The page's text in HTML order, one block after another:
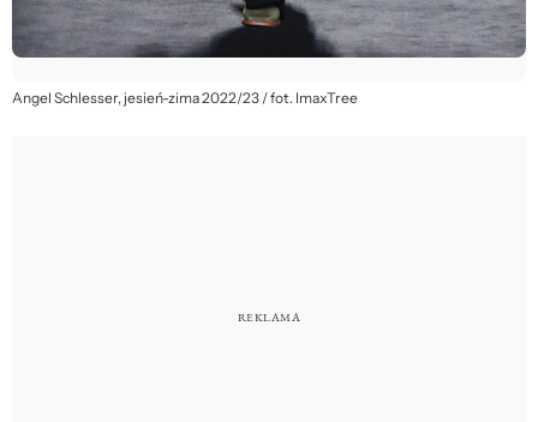
Angel Schlesser, jesień-zima 2022/23 / fot. ImaxTree